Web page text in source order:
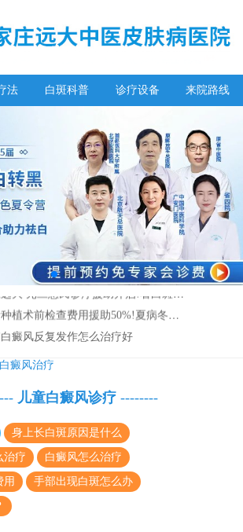
法 白斑科普 诊疗设备 来院路线
癜风能用激光治疗吗？
长的不错，可惜毁在了白癜风
五一关爱全民皮肤健康，到院领取价值2240元白斑诊疗金!
清明小长假，2022春季白斑抗复发诊疗援助活动开启!
阳春三月·抗白复发——远大白斑抗复发活动开启!
黑色素，寒假不留白 体面迎新年!
石家庄远大 元旦惠民诊疗援助开启!看白斑更省钱!
的不错，可惜毁在了白癜风
白癜风治疗
儿童白癜风诊疗 --------
身上长白斑原因是什么
治疗 白癜风怎么治疗
用 手部出现白斑怎么办